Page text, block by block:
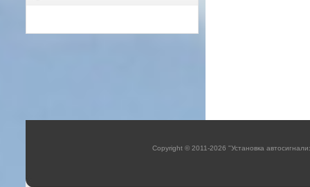
Copyright © 2011-2026 "Установка